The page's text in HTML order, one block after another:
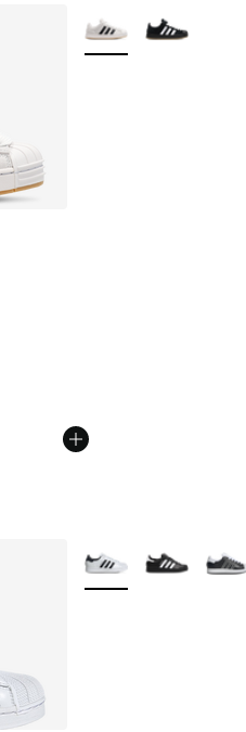
Preis ist von € 99,99 auf €
Weitere Farben
Weitere Farben